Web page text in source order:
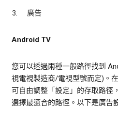
廣告
Android TV
您可以透過兩種一般路徑找到
視電視製造商/電視型號而定)。
可自由調整「設定」的存取路徑
選擇最適合的路徑。以下是廣告